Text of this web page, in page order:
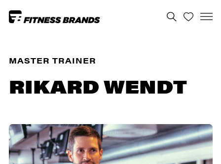
MASTER TRAINER
RIKARD WENDT